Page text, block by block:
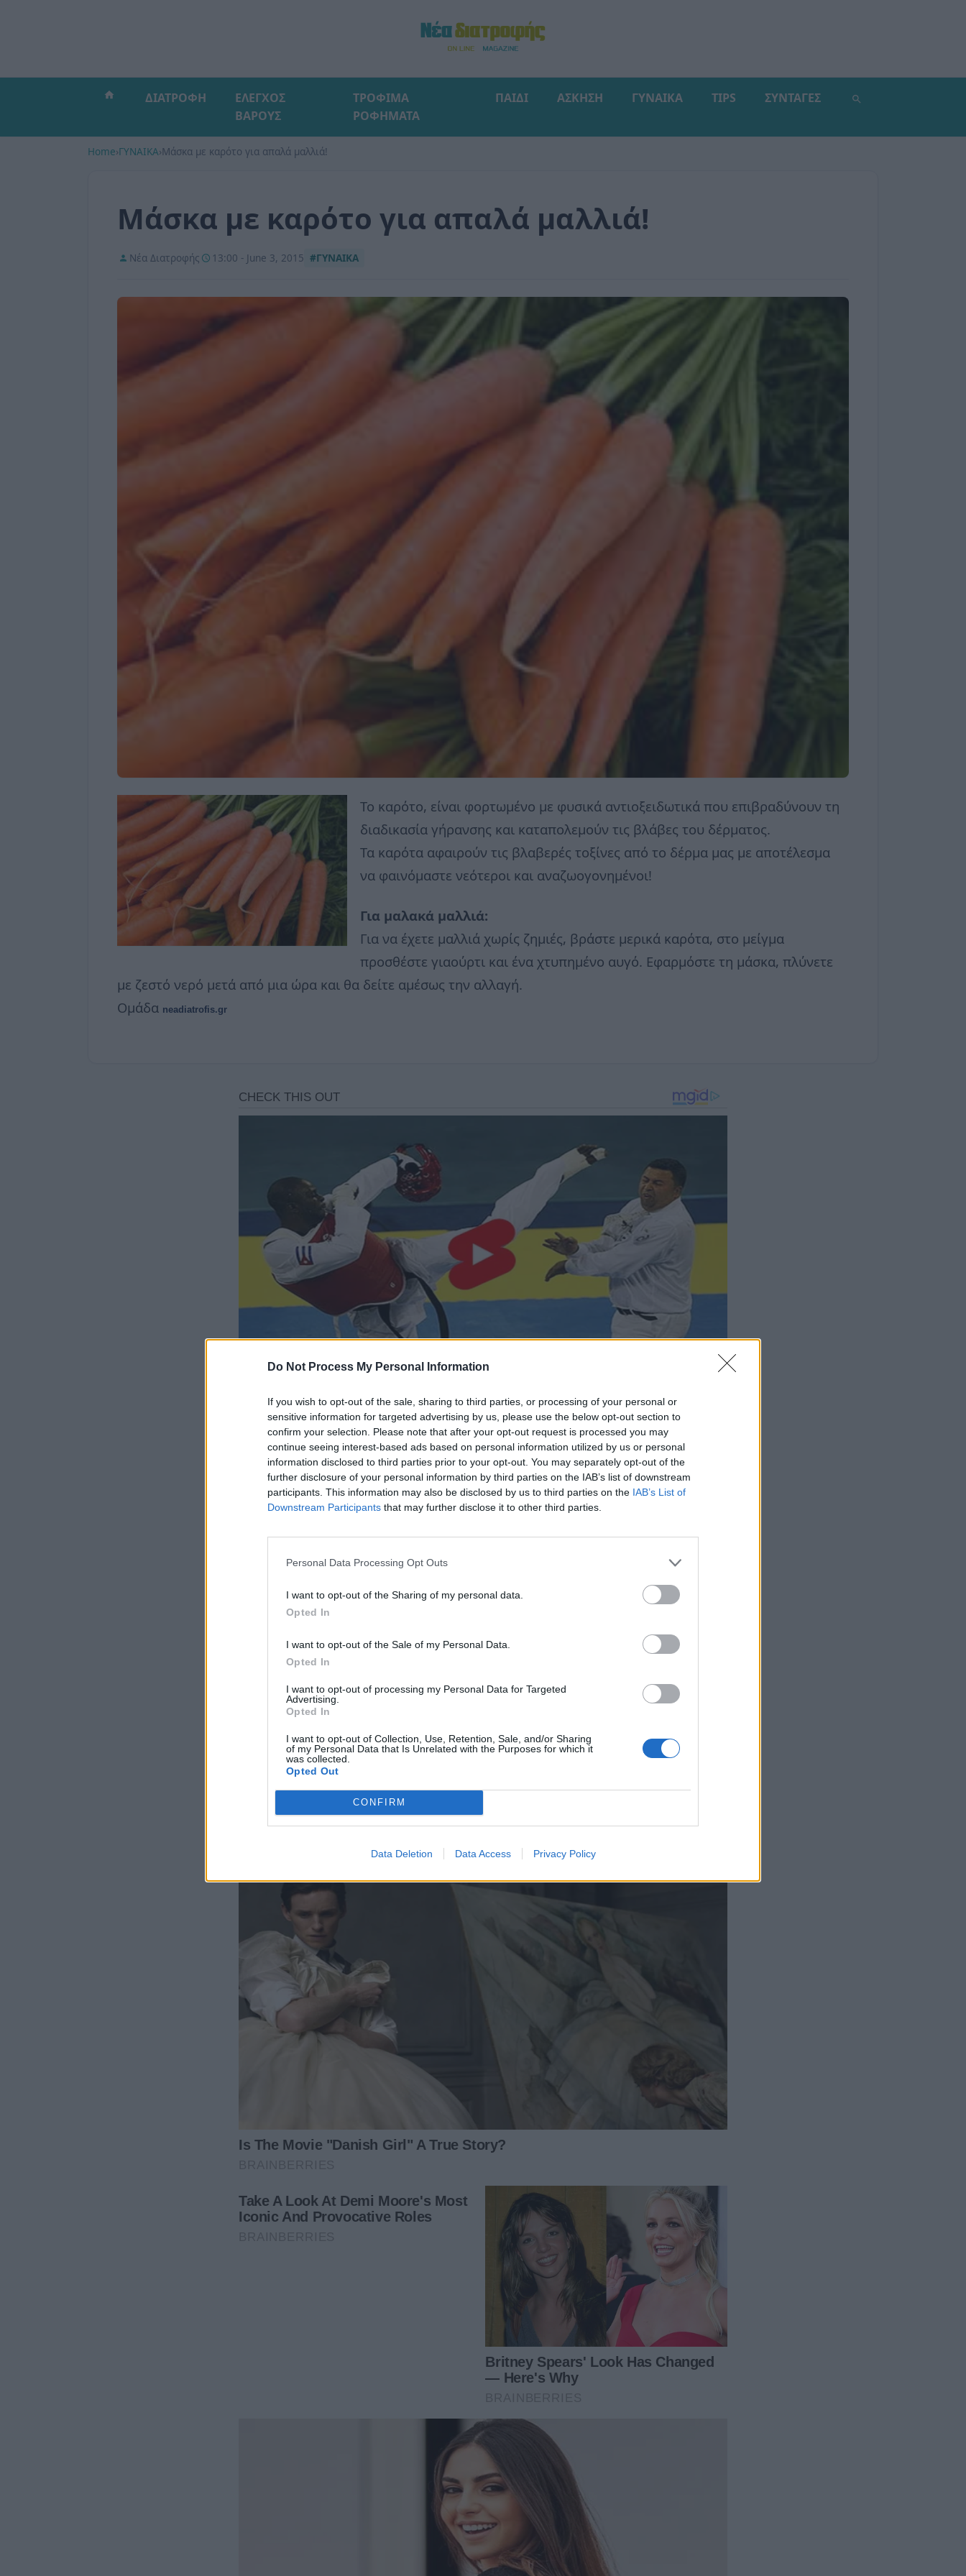
Do Not Process My Personal Information
If you wish to opt-out of the sale, sharing to third parties, or processing of your personal or
sensitive information for targeted advertising by us, please use the below opt-out section to
confirm your selection. Please note that after your opt-out request is processed you may
continue seeing interest-based ads based on personal information utilized by us or personal
information disclosed to third parties prior to your opt-out. You may separately opt-out of the
further disclosure of your personal information by third parties on the IAB’s list of downstream
participants. This information may also be disclosed by us to third parties on the IAB’s List of
Downstream Participants that may further disclose it to other third parties.
Personal Data Processing Opt Outs
I want to opt-out of the Sharing of my personal data.
Opted In
I want to opt-out of the Sale of my Personal Data.
Opted In
I want to opt-out of processing my Personal Data for Targeted
Advertising.
Opted In
I want to opt-out of Collection, Use, Retention, Sale, and/or Sharing
of my Personal Data that Is Unrelated with the Purposes for which it
was collected.
Opted Out
CONFIRM
Data Deletion Data Access Privacy Policy
ΔΙΑΤΡΟΦΗ
ΕΛΕΓΧΟΣ
ΒΑΡΟΥΣ
ΤΡΟΦΙΜΑ
ΡΟΦΗΜΑΤΑ
ΠΑΙΔΙ ΑΣΚΗΣΗ ΓΥΝΑΙΚΑ TIPS ΣΥΝΤΑΓΕΣ
Home›ΓΥΝΑΙΚΑ›Μάσκα με καρότο για απαλά μαλλιά!
Μάσκα με καρότο για απαλά μαλλιά!
Νέα Διατροφής 13:00 - June 3, 2015 #ΓΥΝΑΙΚΑ
Το καρότο, είναι φορτωμένο με φυσικά αντιοξειδωτικά που επιβραδύνουν τη
διαδικασία γήρανσης και καταπολεμούν τις βλάβες του δέρματος.
Τα καρότα αφαιρούν τις βλαβερές τοξίνες από το δέρμα μας με αποτέλεσμα
να φαινόμαστε νεότεροι και αναζωογονημένοι!
Για μαλακά μαλλιά:
Για να έχετε μαλλιά χωρίς ζημιές, βράστε μερικά καρότα, στο μείγμα
προσθέστε γιαούρτι και ένα χτυπημένο αυγό. Εφαρμόστε τη μάσκα, πλύνετε
με ζεστό νερό μετά από μια ώρα και θα δείτε αμέσως την αλλαγή.
Ομάδα neadiatrofis.gr